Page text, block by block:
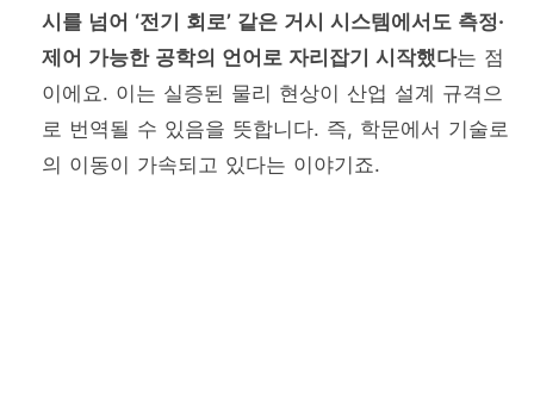
시를 넘어 ‘전기 회로’ 같은 거시 시스템에서도 측정·
제어 가능한 공학의 언어로 자리잡기 시작했다는 점
이에요. 이는 실증된 물리 현상이 산업 설계 규격으
로 번역될 수 있음을 뜻합니다. 즉, 학문에서 기술로
의 이동이 가속되고 있다는 이야기죠.